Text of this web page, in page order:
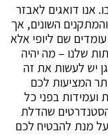
אנו דואגים לאבזר
השונים, אך
שם ליופי אלא
שלנו – מה יהיה
יש לעשות את זה
המציעות לכם
ועמידות בפני כל
שהדלת
מנת להבטיח לכם